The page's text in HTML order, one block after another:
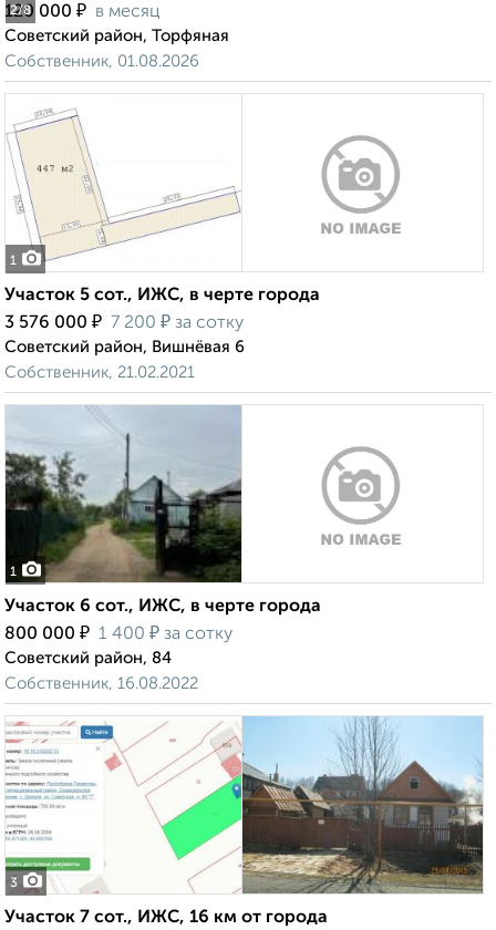
2/8
120 000 ₽ в месяц
Советский район, Торфяная
Собственник, 01.08.2026
1
Участок 5 сот., ИЖС, в черте города
3 576 000 ₽ 7 200 ₽ за сотку
Советский район, Вишнёвая 6
Собственник, 21.02.2021
1
Участок 6 сот., ИЖС, в черте города
800 000 ₽ 1 400 ₽ за сотку
Советский район, 84
Собственник, 16.08.2022
3
Участок 7 сот., ИЖС, 16 км от города